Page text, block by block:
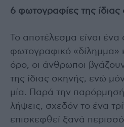
6 φωτογραφίες της ίδιας
Το αποτέλεσμα είναι
φωτογραφικό
όρο, οι άνθρωποι
της ίδιας σκηνής, ενώ
μία. Παρά την
λήψεις, σχεδόν το ένα
επισκεφθεί ξανά